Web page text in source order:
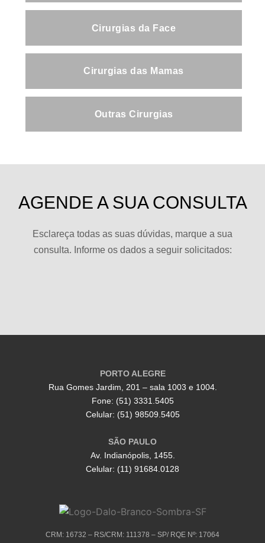
Cirurgias da Face
Cirurgias das Mamas
Outras Cirurgias
AGENDE A SUA CONSULTA
Esclareça todas as suas dúvidas, marque a sua
consulta. Informe os dados a seguir solicitados:
PORTO ALEGRE
Rua Gomes Jardim, 201 – sala 1003 e 1004.
Fone: (51) 3331.5405
Celular: (51) 98509.5405
SÃO PAULO
Av. Indianópolis, 1455.
Celular: (11) 91684.0128
CRM: 16732 – RS/CRM: 111378 – SP/ RQE Nº: 17064